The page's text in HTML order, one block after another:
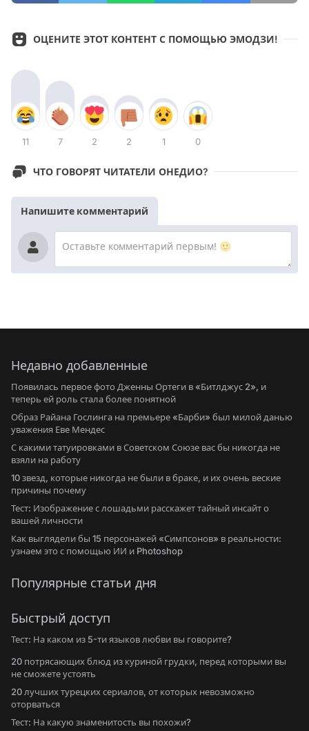
ОЦЕНИТЕ ЭТОТ КОНТЕНТ С ПОМОЩЬЮ ЭМОДЗИ!
11 7 2 2 1 0
ЧТО ГОВОРЯТ ЧИТАТЕЛИ ОНЕДИО?
Напишите комментарий
Недавно добавленные
Появилась первое фото Дженны Ортеги в «Битлджус 2», и
теперь ей роль стала более понятной
Образ Райана Гослинга на премьере «Барби» был милой данью
уважения Еве Мендес
С какими татуировками в Советском Союзе вас бы никогда не
взяли на работу
10 звезд, которые никогда не были в браке, и их очень веские
причины почему
Тест: Изображение с лошадьми расскажет тайный инсайт о
вашей личности
Как выглядели бы 15 персонажей «Симпсонов» в реальности:
узнаем это с помощью ИИ и Photoshop
Популярные статьи дня
Быстрый доступ
Тест: На каком из 5-ти языков любви вы говорите?
20 потрясающих блюд из куриной грудки, перед которыми вы
не сможете устоять
20 лучших турецких сериалов, от которых невозможно
оторваться
Тест: На какую знаменитость вы похожи?